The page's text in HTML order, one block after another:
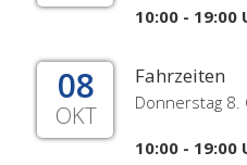
10:00 - 19:00
08
OKT
Fahrzeiten
Donnerstag
10:00 - 19:00